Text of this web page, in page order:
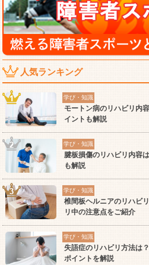
人気ランキング
学び・知識
モートン病のリハビリ内
イントも解説
学び・知識
腱板損傷のリハビリ内容
も解説
学び・知識
椎間板ヘルニアのリハビ
リ中の注意点をご紹介
学び・知識
失語症のリハビリ方法は
ポイントを解説